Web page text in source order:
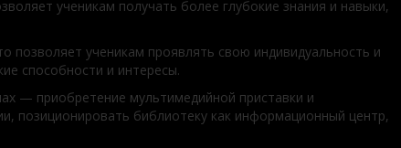
ученикам получать более глубокие знания и навыки,
позволяет ученикам проявлять свою индивидуальность и
способности и интересы.
— приобретение мультимедийной приставки и
позиционировать библиотеку как информационный центр,